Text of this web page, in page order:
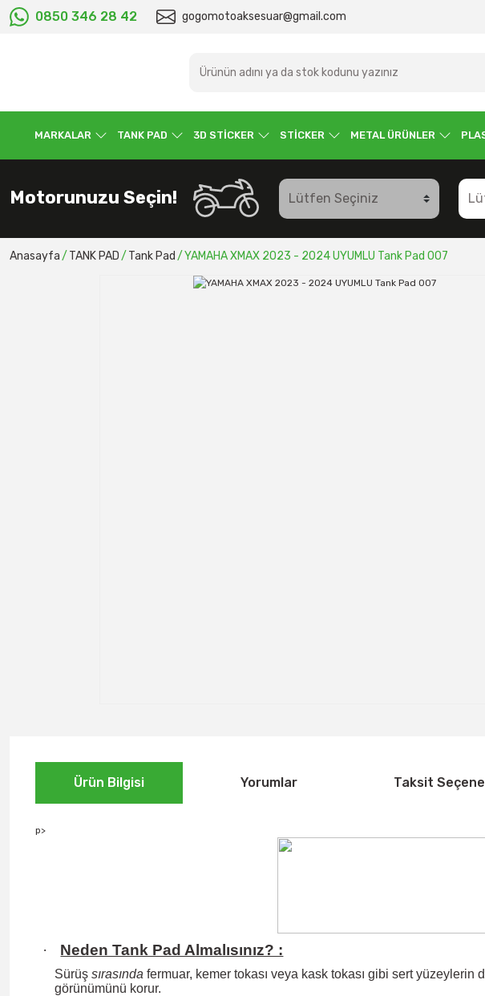
0850 346 28 42 gogomotoaksesuar@gmail.com
MARKALAR TANK PAD 3D STİCKER STİCKER METAL ÜRÜNLER
Motorunuzu Seçin!
Anasayfa TANK PAD Tank Pad YAMAHA XMAX 2023 - 2024 UYUMLU Tank Pad 007
Ürün Bilgisi Yorumlar Taksit
p>
· Neden Tank Pad Almalısınız? :
Sürüş sırasında fermuar, kemer tokası veya kask tokası gibi sert yüzeylerin
görünümünü korur.